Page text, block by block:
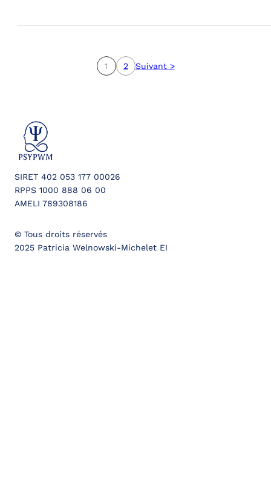
1 2 Suivant >
SIRET 402 053 177 00026
RPPS 1000 888 06 00
AMELI 789308186
© Tous droits réservés
2025 Patricia Welnowski-Michelet EI